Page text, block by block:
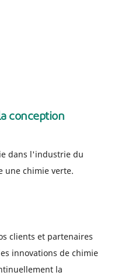
conception
dans l'industrie du
une chimie verte.
clients et partenaires
innovations de chimie
la